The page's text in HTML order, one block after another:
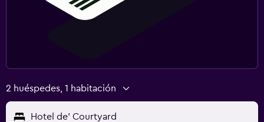
2 huéspedes, 1 habitación
Hotel de' Courtyard